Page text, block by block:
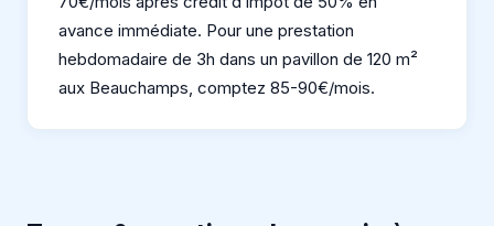
avance immédiate. Pour une prestation
hebdomadaire de 3h dans un pavillon de 120 m²
aux Beauchamps, comptez 85-90€/mois.